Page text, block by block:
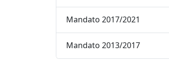
Mandato 2017/2021
Mandato 2013/2017